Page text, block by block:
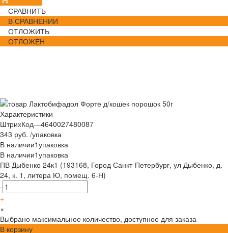
СРАВНИТЬ
В СРАВНЕНИИ
ОТЛОЖИТЬ
ОТЛОЖЕН
Характеристики
ШтрихКод—4640027480087
343 руб. /упаковка
В наличии1упаковка
В наличии1упаковка
ПВ Дыбенко 24к1 (193168, Город Санкт-Петербург, ул Дыбенко, д.
24, к. 1, литера Ю, помещ. 6-Н)
-
+
×
Выбрано максимальное количество, доступное для заказа
В корзину